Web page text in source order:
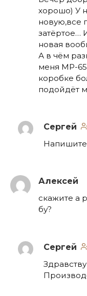
хорошо) У
новую,все
затёртое…
новая
А в чём
меня МР-
коробке
подойдёт
Сергей
Напишите
Алексей
скажите а
бу?
Сергей